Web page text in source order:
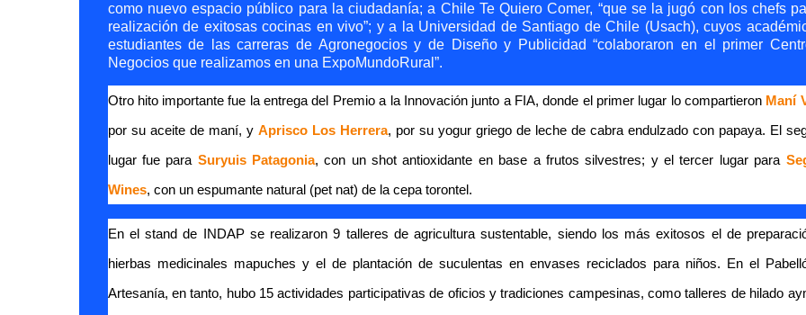
como nuevo espacio público para la ciudadanía; a Chile Te Quiero Comer, “que se la jugó con los chefs
realización de exitosas cocinas en vivo”; y a la Universidad de Santiago de Chile (Usach), cuyos
estudiantes de las carreras de Agronegocios y de Diseño y Publicidad “colaboraron en el primer
Negocios que realizamos en una ExpoMundoRural”.
Otro hito importante fue la entrega del Premio a la Innovación junto a FIA, donde el primer lugar lo compartieron Maní
por su aceite de maní, y Aprisco Los Herrera, por su yogur griego de leche de cabra endulzado con papaya. El
lugar fue para Suryuis Patagonia, con un shot antioxidante en base a frutos silvestres; y el tercer lugar para
Wines, con un espumante natural (pet nat) de la cepa torontel.
En el stand de INDAP se realizaron 9 talleres de agricultura sustentable, siendo los más exitosos el de
hierbas medicinales mapuches y el de plantación de suculentas en envases reciclados para niños. En el
Artesanía, en tanto, hubo 15 actividades participativas de oficios y tradiciones campesinas, como talleres de hilado